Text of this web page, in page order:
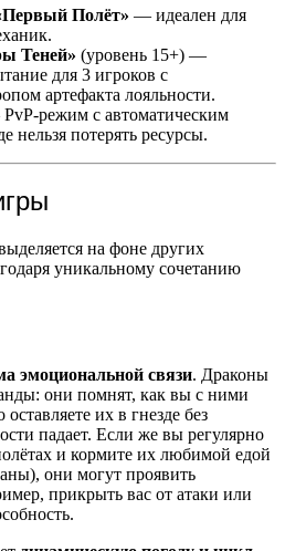
Полёт» — идеален для
Теней» (уровень 15+) —
для 3 игроков с
артефакта лояльности.
режим с автоматическим
нельзя потерять ресурсы.
на фоне других
уникальному сочетанию
эмоциональной связи. Драконы
они помнят, как вы с ними
их в гнезде без
падает. Если же вы регулярно
и кормите их любимой едой
они могут проявить
прикрыть вас от атаки или